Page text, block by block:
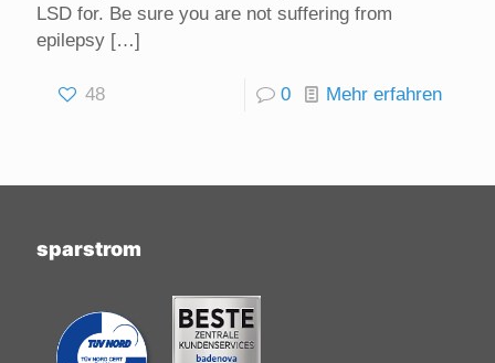
LSD for. Be sure you are not suffering from
epilepsy […]
48 0 Mehr erfahren
sparstrom